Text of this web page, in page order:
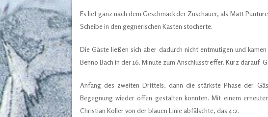
Es lief ganz nach dem Geschmack der Zuschauer, als Matt
Scheibe in den gegnerischen Kasten stocherte.
Die Gäste ließen sich aber dadurch nicht entmutigen und
Benno Bach in der 16. Minute zum Anschlusstreffer. Kurz darauf
Anfang des zweiten Drittels, dann die stärkste Phase der
Begegnung wieder offen gestalten konnten. Mit einem
Christian Koller von der blauen Linie abfälschte, das 4:2.